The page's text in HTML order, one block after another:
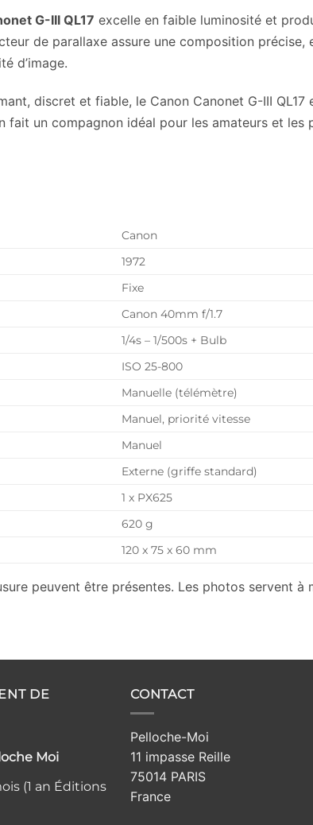
G-III QL17 excelle en faible luminosité et
de parallaxe assure une composition
d’image.
discret et fiable, le Canon Canonet G-III QL17
un compagnon idéal pour les amateurs et les
Canon
1972
Fixe
Canon 40mm f/1.7
1/4s – 1/500s + Bulb
ISO 25-800
Manuelle (télémètre)
Manuel, priorité vitesse
Manuel
Externe (griffe standard)
1 x PX625
620 g
120 x 75 x 60 mm
peuvent être présentes. Les photos servent
DE
Moi
(1 an Éditions
CONTACT
Pelloche-Moi
11 impasse Reille
75014 PARIS
France